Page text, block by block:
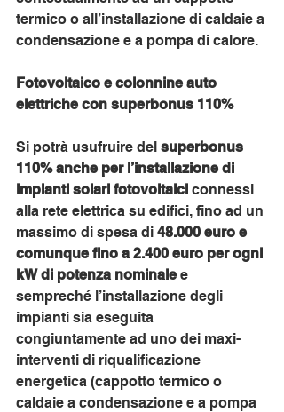
termico o all’installazione di caldaie a
condensazione e a pompa di calore.
Fotovoltaico e colonnine auto
elettriche con superbonus 110%
Si potrà usufruire del superbonus
110% anche per l’installazione di
impianti solari fotovoltaici connessi
alla rete elettrica su edifici, fino ad un
massimo di spesa di 48.000 euro e
comunque fino a 2.400 euro per ogni
kW di potenza nominale e
sempreché l’installazione degli
impianti sia eseguita
congiuntamente ad uno dei maxi-
interventi di riqualificazione
energetica (cappotto termico o
caldaie a condensazione e a pompa